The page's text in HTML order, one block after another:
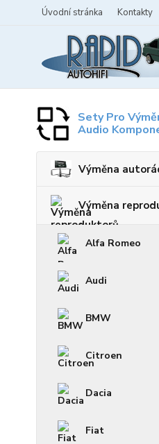
Úvodní stránka Kontakty
Sety Pro
Audio
Výměna
Výměna
Alfa Romeo
Audi
BMW
Citroen
Dacia
Fiat